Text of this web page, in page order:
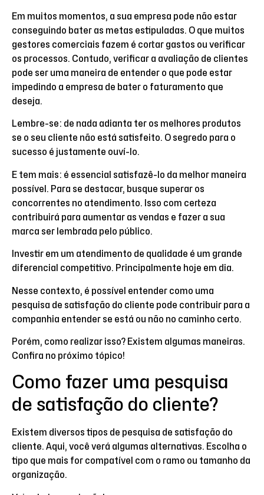
Em muitos momentos, a sua empresa pode não estar
conseguindo bater as metas estipuladas. O que muitos
gestores comerciais fazem é cortar gastos ou verificar
os processos. Contudo, verificar a avaliação de clientes
pode ser uma maneira de entender o que pode estar
impedindo a empresa de bater o faturamento que
deseja.
Lembre-se: de nada adianta ter os melhores produtos
se o seu cliente não está satisfeito. O segredo para o
sucesso é justamente ouví-lo.
E tem mais: é essencial satisfazê-lo da melhor maneira
possível. Para se destacar, busque superar os
concorrentes no atendimento. Isso com certeza
contribuirá para aumentar as vendas e fazer a sua
marca ser lembrada pelo público.
Investir em um atendimento de qualidade é um grande
diferencial competitivo. Principalmente hoje em dia.
Nesse contexto, é possível entender como uma
pesquisa de satisfação do cliente pode contribuir para a
companhia entender se está ou não no caminho certo.
Porém, como realizar isso? Existem algumas maneiras.
Confira no próximo tópico!
Como fazer uma pesquisa
de satisfação do cliente?
Existem diversos tipos de pesquisa de satisfação do
cliente. Aqui, você verá algumas alternativas. Escolha o
tipo que mais for compatível com o ramo ou tamanho da
organização.